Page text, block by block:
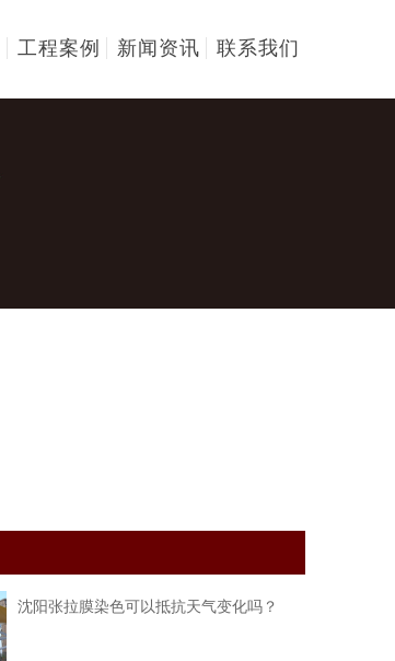
工程案例 新闻资讯 联系我们
沈阳张拉膜染色可以抵抗天气变化吗？